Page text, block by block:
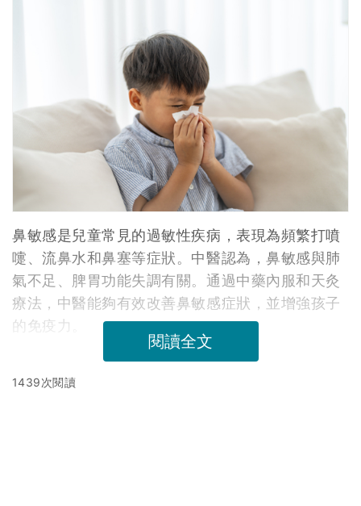
嚏、流鼻水和鼻塞等症狀。中醫認為，鼻敏感與肺
氣不足、脾胃功能失調有關。通過中藥內服和天灸
療法，中醫能夠有效改善鼻敏感症狀，並增強孩子
的免疫力。
閱讀全文
1439次閱讀
延伸閱讀